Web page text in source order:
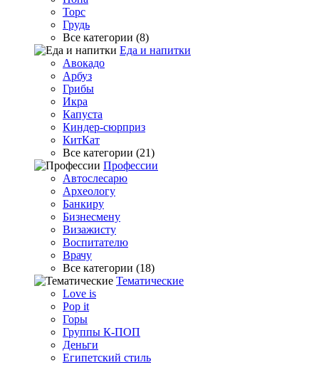
Торс
Грудь
Все категории (8)
Еда и напитки
Авокадо
Арбуз
Грибы
Икра
Капуста
Киндер-сюрприз
КитКат
Все категории (21)
Профессии
Автослесарю
Археологу
Банкиру
Бизнесмену
Визажисту
Воспитателю
Врачу
Все категории (18)
Тематические
Love is
Pop it
Горы
Группы К-ПОП
Деньги
Египетский стиль